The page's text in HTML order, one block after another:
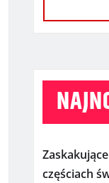
częściach